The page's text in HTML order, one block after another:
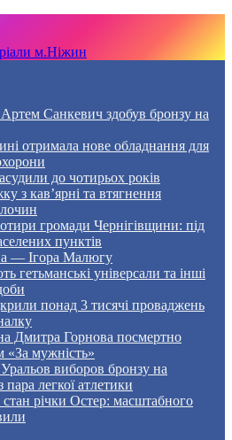
м.Ніжин
Санкевич здобув бронзу на
отримала нове обладнання для
до чотирьох років
з кав’ярні та втягнення
громади Чернігівщини: під
пунктів
— Ігора Малюгу
гетьманські універсали та інші
понад 3 тисячі проваджень
Дмитра Горнова посмертно
«За мужність»
виборов бронзу на
пара легкої атлетики
річки Остер: масштабного